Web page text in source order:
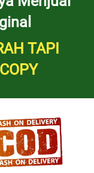
TAPI